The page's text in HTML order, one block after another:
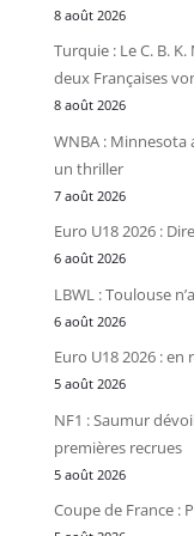
8 août 2026
Turquie : Le C. B.
deux Françaises
8 août 2026
WNBA : Minnesota
un thriller
7 août 2026
Euro U18 2026 :
6 août 2026
LBWL : Toulouse
6 août 2026
Euro U18 2026 :
5 août 2026
NF1 : Saumur
premières recrues
5 août 2026
Coupe de France :